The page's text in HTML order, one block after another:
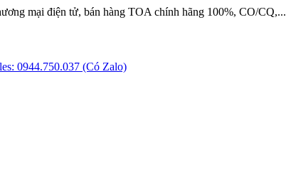
mại điện tử, bán hàng TOA chính hãng 100%, CO/CQ,...
0944.750.037 (Có Zalo)